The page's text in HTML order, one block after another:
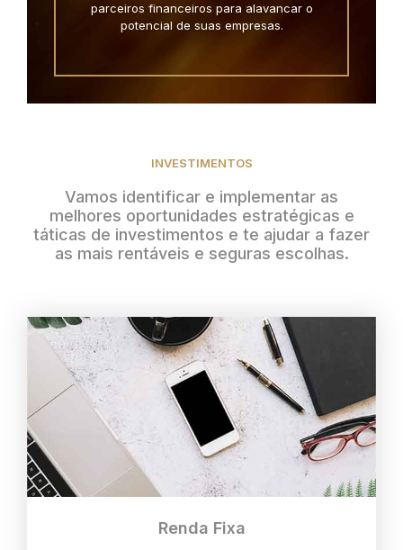
parceiros financeiros para alavancar o
potencial de suas empresas.
INVESTIMENTOS
Vamos identificar e implementar as
melhores oportunidades estratégicas e
táticas de investimentos e te ajudar a fazer
as mais rentáveis e seguras escolhas.
Renda Fixa